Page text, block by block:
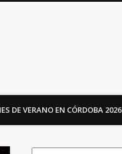
DE VERANO EN CÓRDOBA 2026